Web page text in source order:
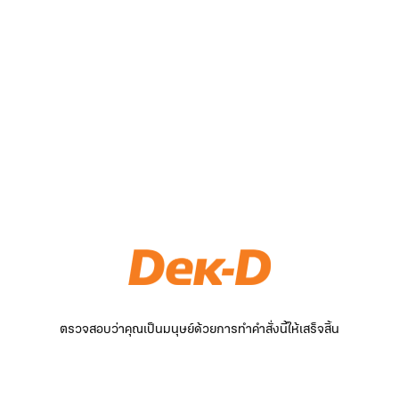
ตรวจสอบว่าคุณเป็นมนุษย์ด้วยการทำคำสั่งนี้ให้เสร็จสิ้น